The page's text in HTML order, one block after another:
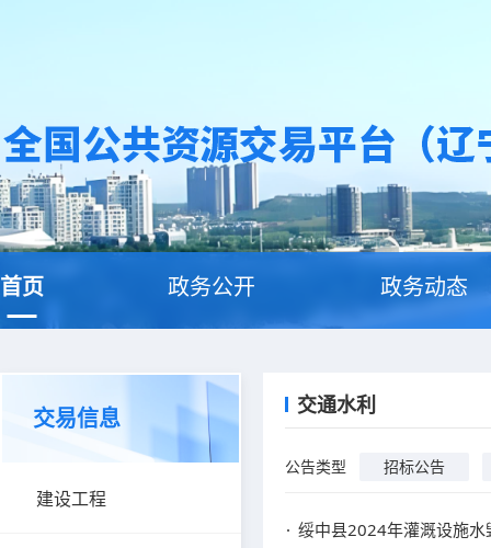
首页 政务公开 政务动态
交易信息
建设工程
交通水利
公告类型 招标公告
绥中县2024年灌溉设施水